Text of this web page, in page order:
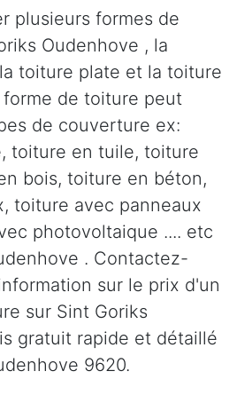
plusieurs formes de
Oudenhove , la
toiture plate et la toiture
de toiture peut
de couverture ex:
toiture en tuile, toiture
bois, toiture en béton,
toiture avec panneaux
photovoltaique .... etc
. Contactez-
sur le prix d'un
sur Sint Goriks
gratuit rapide et détaillé
9620.